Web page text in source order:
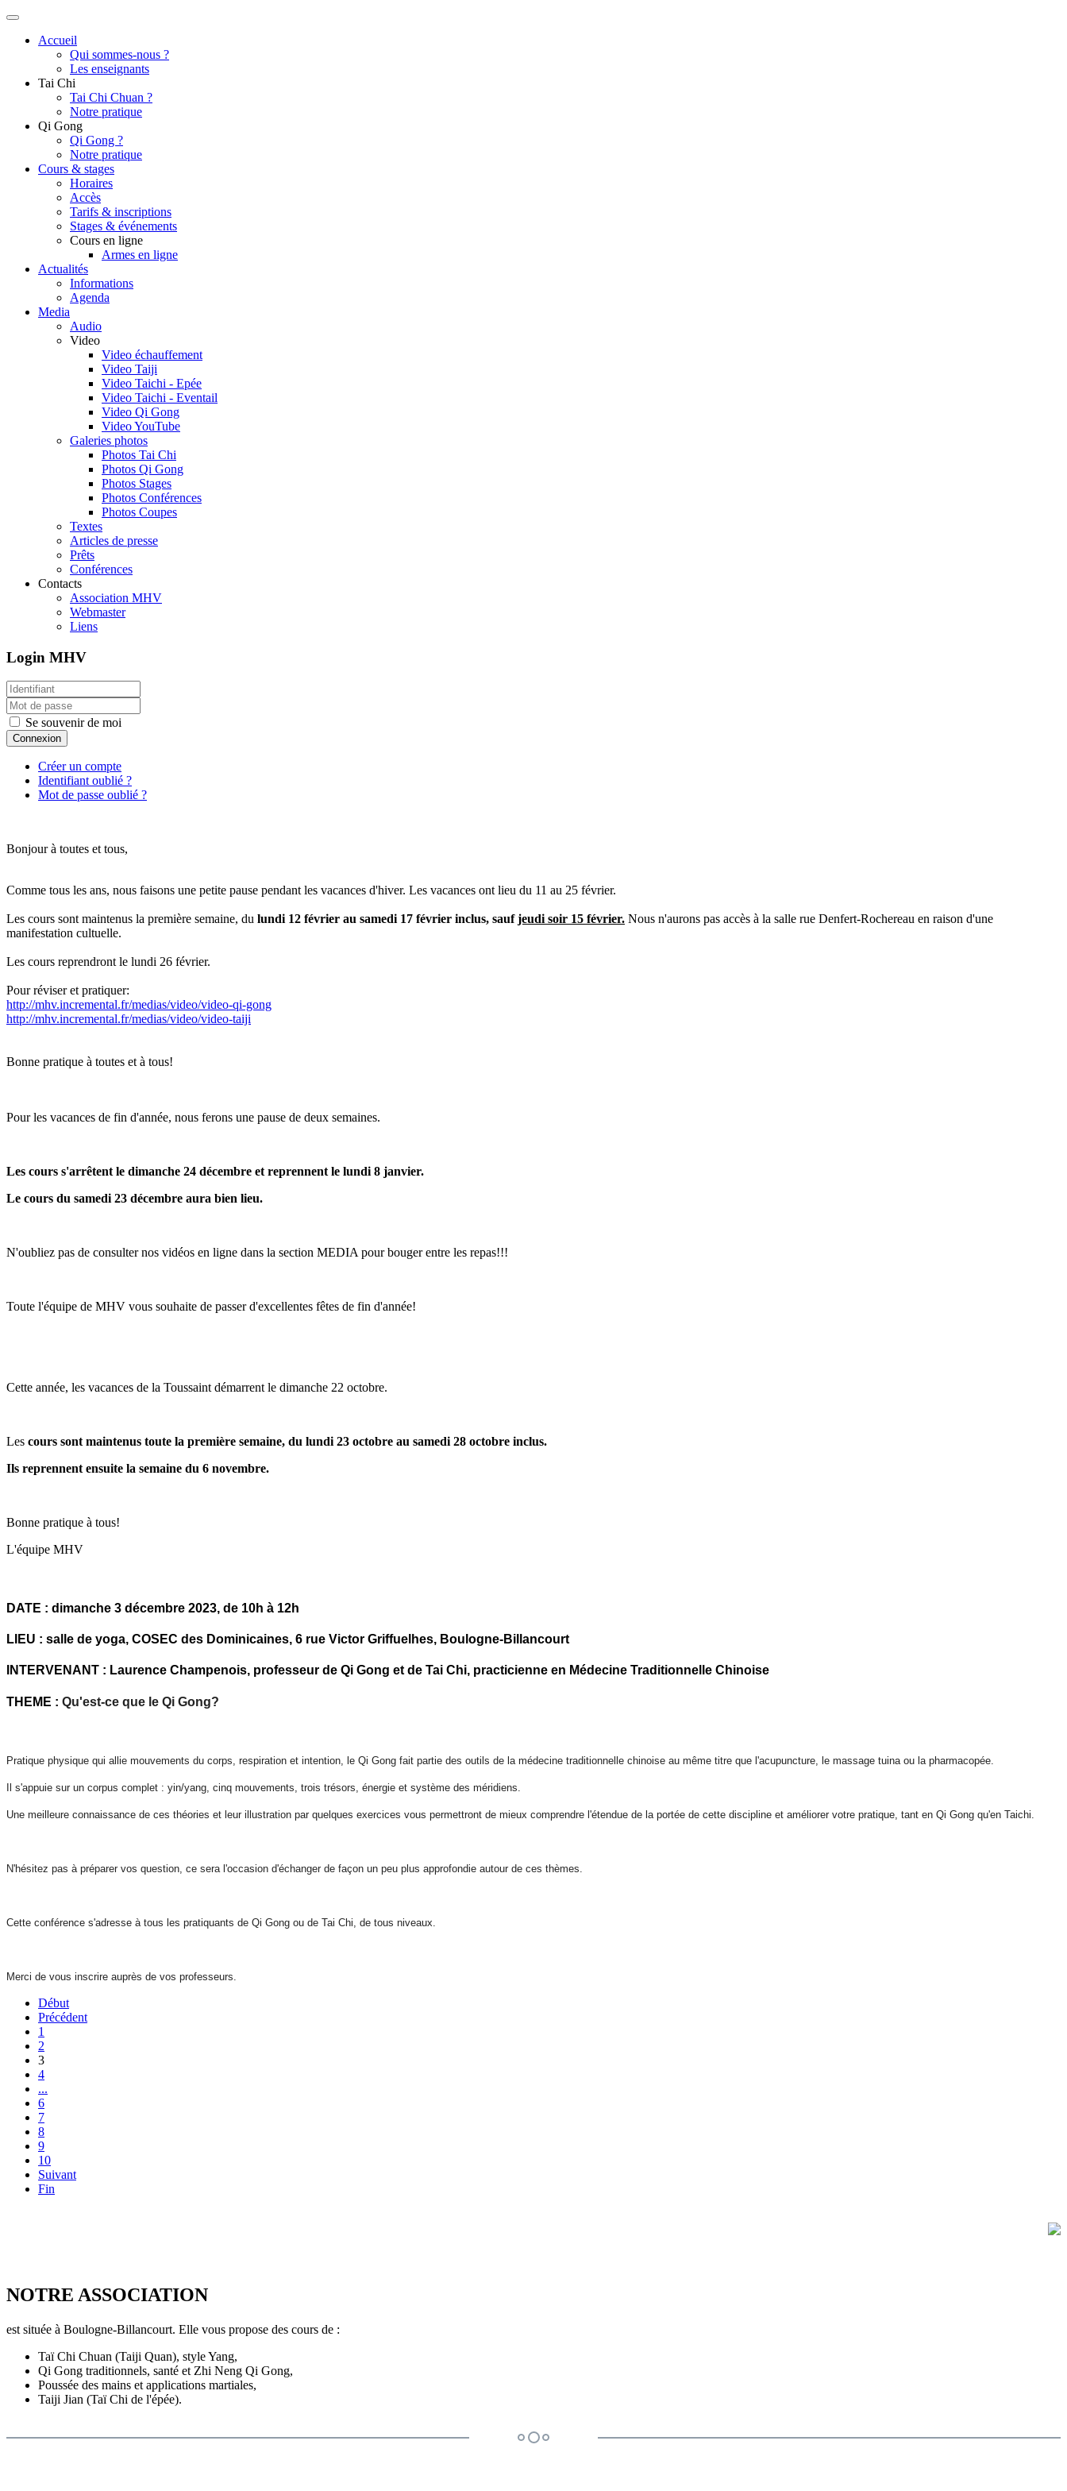
Accueil
Qui sommes-nous ?
Les enseignants
Tai Chi
Tai Chi Chuan ?
Notre pratique
Qi Gong
Qi Gong ?
Notre pratique
Cours & stages
Horaires
Accès
Tarifs & inscriptions
Stages & événements
Cours en ligne
Armes en ligne
Actualités
Informations
Agenda
Media
Audio
Video
Video échauffement
Video Taiji
Video Taichi - Epée
Video Taichi - Eventail
Video Qi Gong
Video YouTube
Galeries photos
Photos Tai Chi
Photos Qi Gong
Photos Stages
Photos Conférences
Photos Coupes
Textes
Articles de presse
Prêts
Conférences
Contacts
Association MHV
Webmaster
Liens
Login MHV
Se souvenir de moi
Connexion
Créer un compte
Identifiant oublié ?
Mot de passe oublié ?
Bonjour à toutes et tous,
Comme tous les ans, nous faisons une petite pause pendant les vacances d'hiver. Les vacances ont lieu du 11 au 25 février.
Les cours sont maintenus la première semaine, du lundi 12 février au samedi 17 février inclus, saufjeudi soir 15 février. Nous n'aurons pas accès à la salle rue Denfert-Rochereau en raison d'une
manifestation cultuelle.
Les cours reprendront le lundi 26 février.
Pour réviser et pratiquer:
http://mhv.incremental.fr/medias/video/video-qi-gong
http://mhv.incremental.fr/medias/video/video-taiji
Bonne pratique à toutes et à tous!
Pour les vacances de fin d'année, nous ferons une pause de deux semaines.
Les cours s'arrêtent le dimanche 24 décembre et reprennent le lundi 8 janvier.
Le cours du samedi 23 décembre aura bien lieu.
N'oubliez pas de consulter nos vidéos en ligne dans la section MEDIA pour bouger entre les repas!!!
Toute l'équipe de MHV vous souhaite de passer d'excellentes fêtes de fin d'année!
Cette année, les vacances de la Toussaint démarrent le dimanche 22 octobre.
Les cours sont maintenus toute la première semaine, du lundi 23 octobre au samedi 28 octobre inclus.
Ils reprennent ensuite la semaine du 6 novembre.
Bonne pratique à tous!
L'équipe MHV
DATE : dimanche 3 décembre 2023, de 10h à 12h
LIEU : salle de yoga, COSEC des Dominicaines, 6 rue Victor Griffuelhes, Boulogne-Billancourt
INTERVENANT : Laurence Champenois, professeur de Qi Gong et de Tai Chi, practicienne en Médecine Traditionnelle Chinoise
THEME : Qu'est-ce que le Qi Gong?
Pratique physique qui allie mouvements du corps, respiration et intention, le Qi Gong fait partie des outils de la médecine traditionnelle chinoise au même titre que l'acupuncture, le massage tuina ou la pharmacopée.
Il s'appuie sur un corpus complet : yin/yang, cinq mouvements, trois trésors, énergie et système des méridiens.
Une meilleure connaissance de ces théories et leur illustration par quelques exercices vous permettront de mieux comprendre l'étendue de la portée de cette discipline et améliorer votre pratique, tant en Qi Gong qu'en Taichi.
N'hésitez pas à préparer vos question, ce sera l'occasion d'échanger de façon un peu plus approfondie autour de ces thèmes.
Cette conférence s'adresse à tous les pratiquants de Qi Gong ou de Tai Chi, de tous niveaux.
Merci de vous inscrire auprès de vos professeurs.
Début
Précédent
1
2
3
4
...
6
7
8
9
10
Suivant
Fin
NOTRE ASSOCIATION
est située à Boulogne-Billancourt. Elle vous propose des cours de :
Taï Chi Chuan (Taiji Quan), style Yang,
Qi Gong traditionnels, santé et Zhi Neng Qi Gong,
Poussée des mains et applications martiales,
Taiji Jian (Taï Chi de l'épée).